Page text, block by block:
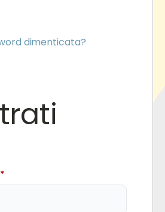
dimenticata?
*Richiesto